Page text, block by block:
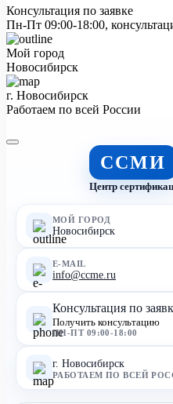
Консультация по заявке
Пн-Пт 09:00-18:00,
Мой город
Новосибирск
г. Новосибирск
Работаем по всей России
ССМИ
Центр
МОЙ ГОРОД
Новосибирск
E-MAIL
info@ccme.ru
Консультация по
Получить консультацию
ПН-ПТ 09:00-18:00
г. Новосибирск
РАБОТАЕМ ПО ВСЕЙ